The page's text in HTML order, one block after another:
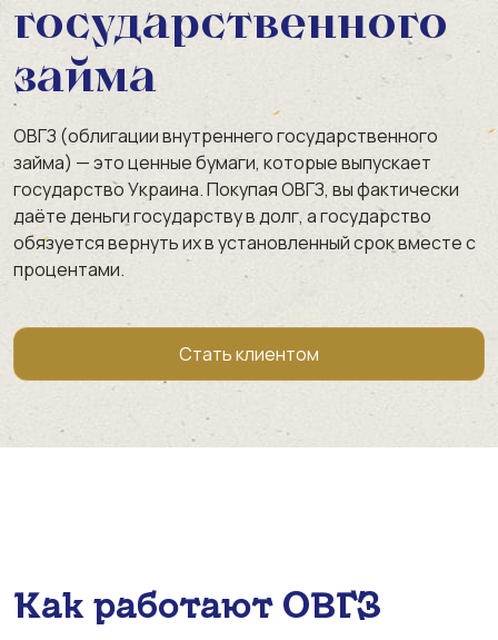
государственного
займа
ОВГЗ (облигации внутреннего государственного
займа) — это ценные бумаги, которые выпускает
государство Украина. Покупая ОВГЗ, вы фактически
даёте деньги государству в долг, а государство
обязуется вернуть их в установленный срок вместе с
процентами.
Стать клиентом
Как работают ОВГЗ